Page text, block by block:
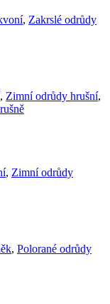
, Zakrslé odrůdy
, Zimní odrůdy hrušní,
, Zimní odrůdy
, Polorané odrůdy